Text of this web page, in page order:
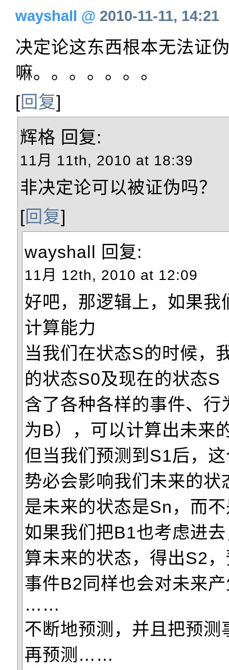
wayshall @ 2010-11-11, 14:21
决定论这东西根本无法证
嘛。。。。。。。
[回复]
辉格 回复:
11月 11th, 2010 at 18:39
非决定论可以被证伪吗？
[回复]
wayshall 回复:
11月 12th, 2010 at 12:09
好吧，那逻辑上，如果我
计算能力
当我们在状态S的时候，
的状态S0及现在的状态S
含了各种各样的事件、行
为B），可以计算出未来
但当我们预测到S1后，
势必会影响我们未来的状
是未来的状态是Sn，而
如果我们把B1也考虑进
算未来的状态，得出S2
事件B2同样也会对未来
……
不断地预测，并且把预测
再预测……